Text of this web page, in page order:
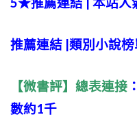
推薦連結 |類別小說榜
【微書評】總表連接
數約1千